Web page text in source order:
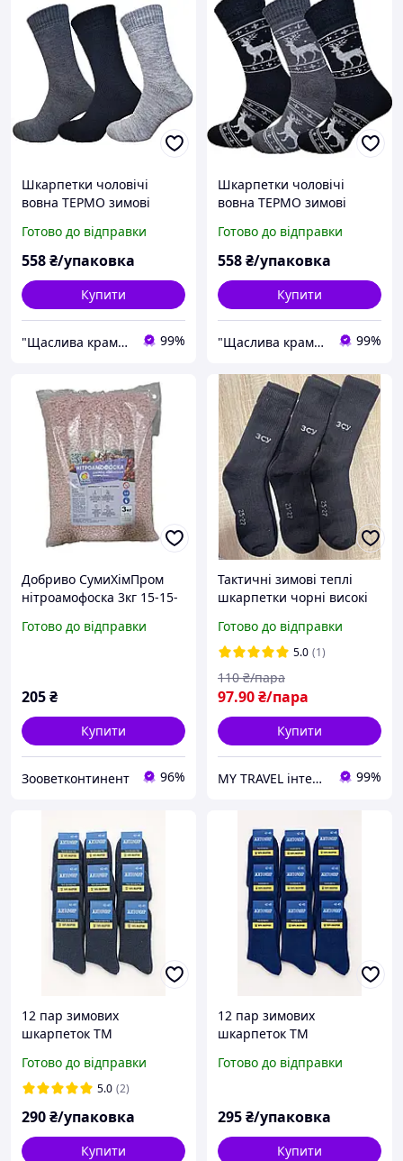
Шкарпетки чоловічі
вовна ТЕРМО зимові
мікс
Готово до відправки
558₴/упаковка
Купити
"Щаслива крамничка" 99%
Шкарпетки чоловічі
вовна ТЕРМО зимові
р.41-45 мікс
Готово до відправки
558₴/упаковка
Купити
"Щаслива крамничка" 99%
Добриво СумиХімПром
нітроамофоска 3кг 15-15-
Готово до відправки
205₴
Купити
Зооветконтинент 96%
Тактичні зимові теплі
шкарпетки чорні високі
махрою носки ЗСУ
трекінгові зимові
шкарпетки чорні для ЗСУ
Готово до відправки
5.0 (1)
97.90₴/пара
110 ₴/пара
Купити
MY TRAVEL інтернет-магазин сумок, одягу та аксесуарів 99%
12 пар зимових
шкарпеток ТМ
сірі 42-45 р
Готово до відправки
5.0 (2)
290₴/упаковка
Купити
12 пар зимових
шкарпеток ТМ
сині 42-45 р
Готово до відправки
295₴/упаковка
Купити